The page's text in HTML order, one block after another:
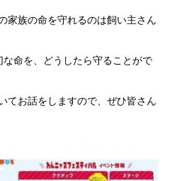
家族の命を守れるのは飼い主さん
命を、どうしたら守ることがで
てお話をしますので、ぜひ皆さん